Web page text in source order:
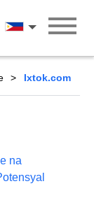
Wikang Filipino
Ixtok.com
na